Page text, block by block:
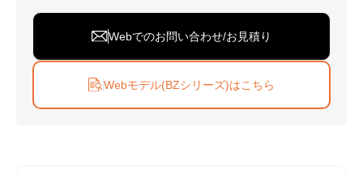
Webでのお問い合わせ/お見積り
Webモデル(BZシリーズ)はこちら